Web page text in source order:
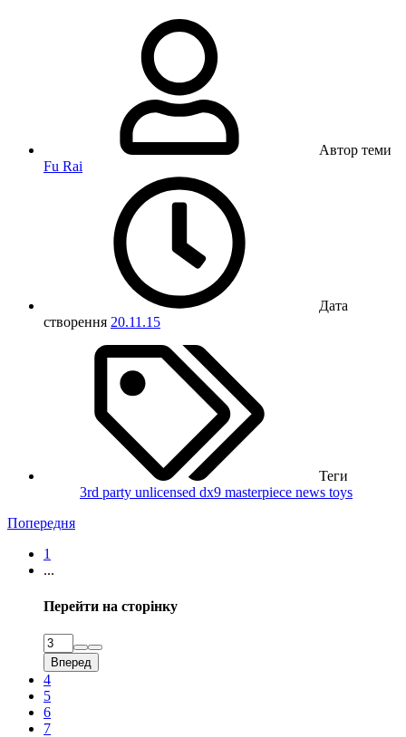
Автор теми
Fu Rai
Дата
створення 20.11.15
Теги
3rd party unlicensed dx9 masterpiece news toys
Попередня
1
...
Перейти на сторінку
Вперед
4
5
6
7